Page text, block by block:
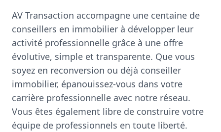
AV Transaction accompagne une centaine de
conseillers en immobilier à développer leur
activité professionnelle grâce à une offre
évolutive, simple et transparente. Que vous
soyez en reconversion ou déjà conseiller
immobilier, épanouissez-vous dans votre
carrière professionnelle avec notre réseau.
Vous êtes également libre de construire votre
équipe de professionnels en toute liberté.